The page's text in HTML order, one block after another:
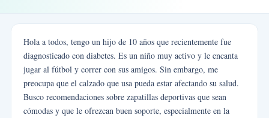
Hola a todos, tengo un hijo de 10 años que recientemente fue
diagnosticado con diabetes. Es un niño muy activo y le encanta
jugar al fútbol y correr con sus amigos. Sin embargo, me
preocupa que el calzado que usa pueda estar afectando su salud.
Busco recomendaciones sobre zapatillas deportivas que sean
cómodas y que le ofrezcan buen soporte, especialmente en la